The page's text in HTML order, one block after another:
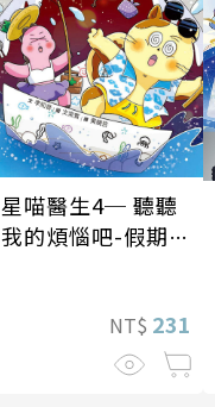
星喵醫生4─ 聽聽
我的煩惱吧-假期挑
NT$ 231